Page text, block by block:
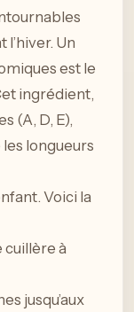
Un
est le
ingrédient,
(A, D, E),
longueurs
Voici la
cuillère à
jusqu’aux